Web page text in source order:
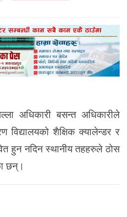
अधिकारी बसन्त अधिकारीले
विद्यालयको शैक्षिक क्यालेन्डर र
हुन नदिन स्थानीय तहहरुले ठोस
छन्।